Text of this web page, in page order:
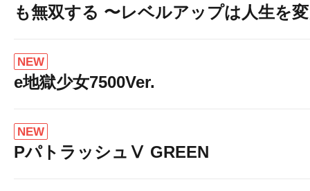
も無双する 〜レベルアップは人生を
NEW
e地獄少女7500Ver.
NEW
PパトラッシュⅤ GREEN